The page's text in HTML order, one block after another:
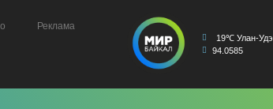
Реклама
19℃ Улан-Удэ
94.0585